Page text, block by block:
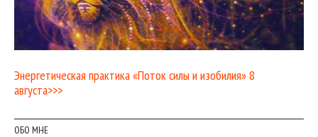
Энергетическая практика «Поток силы и изобилия» 8
августа>>>
ОБО МНЕ